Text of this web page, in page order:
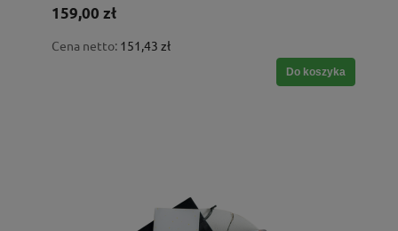
159,00 zł
Cena netto: 151,43 zł
Do koszyka